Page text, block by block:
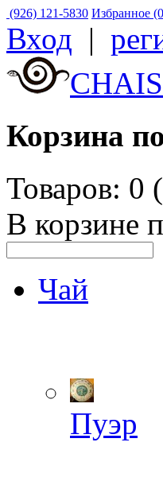
(926) 121-5830 Избранное
Вход |
Корзина
Товаров: 0
В корзине
Чай
Пуэр